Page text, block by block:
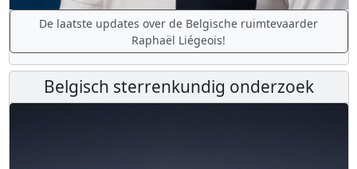
De laatste updates over de Belgische ruimtevaarder
Raphaël Liégeois!
Belgisch sterrenkundig onderzoek